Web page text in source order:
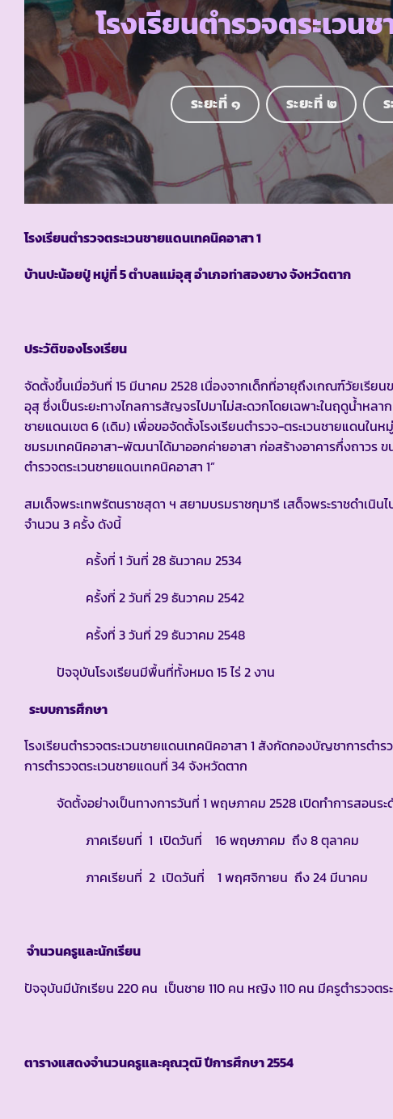
โรงเรียนตำรวจตระเว
ระยะที่ ๑ ระยะที่ ๒
โรงเรียนตำรวจตระเวนชายแดนเทคนิคอาสา 1
บ้านปะน้อยปู่ หมู่ที่ 5 ตำบลแม่อุสุ อำเภอท่าสองยาง จังหวัดตาก
ประวัติของโรงเรียน
จัดตั้งขึ้นเมื่อวันที่ 15 มีนาคม 2528 เนื่องจากเด็กที่อายุถึงเกณฑ์วัยเรีย
อุสุ ซึ่งเป็นระยะทางไกลการสัญจรไปมาไม่สะดวกโดยเฉพาะในฤดูน้
ชายแดนเขต 6 (เดิม) เพื่อขอจัดตั้งโรงเรียนตำรวจ-ตระเวนชายแดนใ
ชมรมเทคนิคอาสา-พัฒนาได้มาออกค่ายอาสา ก่อสร้างอาคารกึ่งถาวร ข
ตำรวจตระเวนชายแดนเทคนิคอาสา 1”
สมเด็จพระเทพรัตนราชสุดา ฯ สยามบรมราชกุมารี เสด็จพระราชดำเนิ
จำนวน 3 ครั้ง ดังนี้
ครั้งที่ 1 วันที่ 28 ธันวาคม 2534
ครั้งที่ 2 วันที่ 29 ธันวาคม 2542
ครั้งที่ 3 วันที่ 29 ธันวาคม 2548
ปัจจุบันโรงเรียนมีพื้นที่ทั้งหมด 15 ไร่ 2 งาน
ระบบการศึกษา
โรงเรียนตำรวจตระเวนชายแดนเทคนิคอาสา 1 สังกัดกองบัญชาการต
การตำรวจตระเวนชายแดนที่ 34 จังหวัดตาก
จัดตั้งอย่างเป็นทางการวันที่ 1 พฤษภาคม 2528 เปิดทำการสอนระ
ภาคเรียนที่ 1 เปิดวันที่ 16 พฤษภาคม ถึง 8 ตุลาคม
ภาคเรียนที่ 2 เปิดวันที่ 1 พฤศจิกายน ถึง 24 มีนาคม
จำนวนครูและนักเรียน
ปัจจุบันมีนักเรียน 220 คน เป็นชาย 110 คน หญิง 110 คน มีครูตำรวจต
ตารางแสดงจำนวนครูและคุณวุฒิ ปีการศึกษา2554